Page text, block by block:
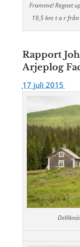
Framme! Regnet
19,5 km t o r
Rapport
Arjeplog
17 juli 2015